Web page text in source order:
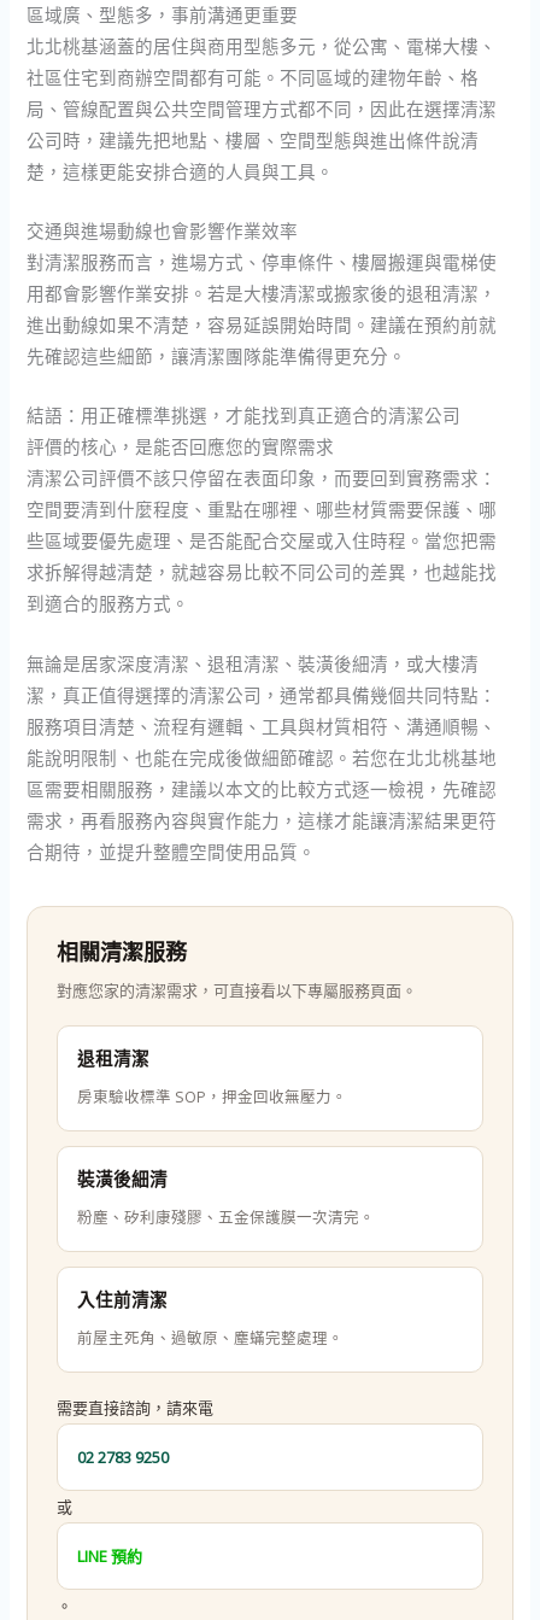
區域廣、型態多，事前溝通更重要
北北桃基涵蓋的居住與商用型態多元，從公寓、電梯大樓、
社區住宅到商辦空間都有可能。不同區域的建物年齡、格
局、管線配置與公共空間管理方式都不同，因此在選擇清潔
公司時，建議先把地點、樓層、空間型態與進出條件說清
楚，這樣更能安排合適的人員與工具。
交通與進場動線也會影響作業效率
對清潔服務而言，進場方式、停車條件、樓層搬運與電梯使
用都會影響作業安排。若是大樓清潔或搬家後的退租清潔，
進出動線如果不清楚，容易延誤開始時間。建議在預約前就
先確認這些細節，讓清潔團隊能準備得更充分。
結語：用正確標準挑選，才能找到真正適合的清潔公司
評價的核心，是能否回應您的實際需求
清潔公司評價不該只停留在表面印象，而要回到實務需求：
空間要清到什麼程度、重點在哪裡、哪些材質需要保護、哪
些區域要優先處理、是否能配合交屋或入住時程。當您把需
求拆解得越清楚，就越容易比較不同公司的差異，也越能找
到適合的服務方式。
無論是居家深度清潔、退租清潔、裝潢後細清，或大樓清
潔，真正值得選擇的清潔公司，通常都具備幾個共同特點：
服務項目清楚、流程有邏輯、工具與材質相符、溝通順暢、
能說明限制、也能在完成後做細節確認。若您在北北桃基地
區需要相關服務，建議以本文的比較方式逐一檢視，先確認
需求，再看服務內容與實作能力，這樣才能讓清潔結果更符
合期待，並提升整體空間使用品質。
相關清潔服務
對應您家的清潔需求，可直接看以下專屬服務頁面。
退租清潔
房東驗收標準 SOP，押金回收無壓力。
裝潢後細清
粉塵、矽利康殘膠、五金保護膜一次清完。
入住前清潔
前屋主死角、過敏原、塵蟎完整處理。
需要直接諮詢，請來電
02 2783 9250
或
LINE 預約
。